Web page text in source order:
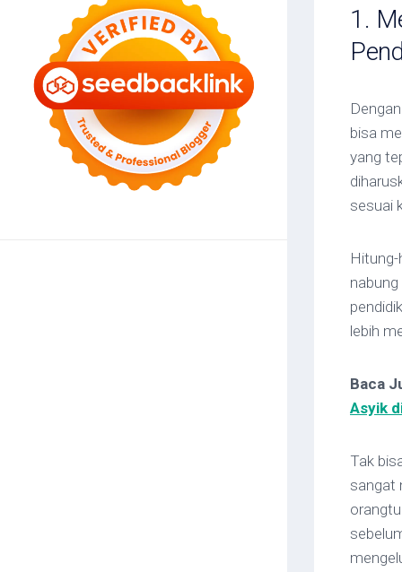
1.
bisa
yang
sesuai
Hitung-
lebih
Baca
Asyik
Tak
sangat